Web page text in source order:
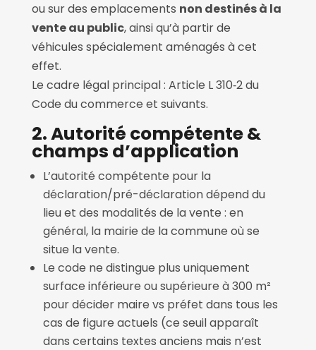
ou sur des emplacements non destinés à la
vente au public, ainsi qu’à partir de
véhicules spécialement aménagés à cet
effet.
Le cadre légal principal : Article L 310‑2 du
Code du commerce et suivants.
2. Autorité compétente &
champs d’application
L’autorité compétente pour la
déclaration/pré-déclaration dépend du
lieu et des modalités de la vente : en
général, la mairie de la commune où se
situe la vente.
Le code ne distingue plus uniquement
surface inférieure ou supérieure à 300 m²
pour décider maire vs préfet dans tous les
cas de figure actuels (ce seuil apparaît
dans certains textes anciens mais n’est